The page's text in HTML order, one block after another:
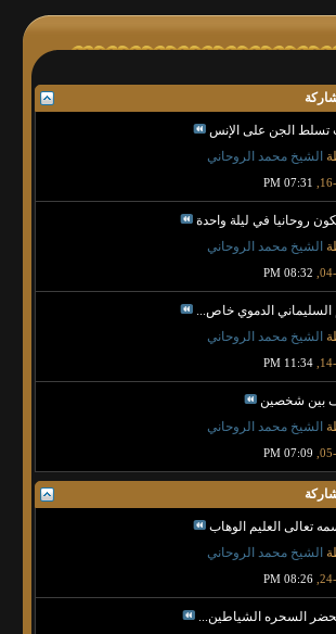
تسلط الجن على الإنس
الشيخ محمد الروحاني
07:31 PM
روحانيا في ليلة واحدة
الشيخ محمد الروحاني
08:32 PM
السليماني الدموي خاص...
الشيخ محمد الروحاني
11:34 PM
بين شخصين
الشيخ محمد الروحاني
07:09 PM
تعالى العليم الوهاب
الشيخ محمد الروحاني
08:26 PM
السحره الشياطين...